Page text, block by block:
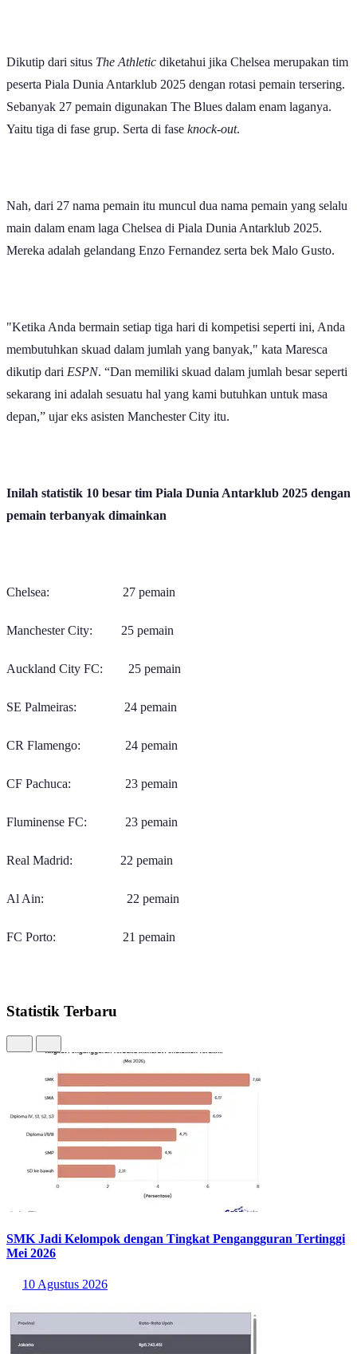
Dikutip dari situs The Athletic diketahui jika Chelsea merupakan tim
peserta Piala Dunia Antarklub 2025 dengan rotasi pemain tersering.
Sebanyak 27 pemain digunakan The Blues dalam enam laganya.
Yaitu tiga di fase grup. Serta di fase knock-out.
Nah, dari 27 nama pemain itu muncul dua nama pemain yang selalu
main dalam enam laga Chelsea di Piala Dunia Antarklub 2025.
Mereka adalah gelandang Enzo Fernandez serta bek Malo Gusto.
"Ketika Anda bermain setiap tiga hari di kompetisi seperti ini, Anda
membutuhkan skuad dalam jumlah yang banyak," kata Maresca
dikutip dari ESPN. “Dan memiliki skuad dalam jumlah besar seperti
sekarang ini adalah sesuatu hal yang kami butuhkan untuk masa
depan,” ujar eks asisten Manchester City itu.
Inilah statistik 10 besar tim Piala Dunia Antarklub 2025 dengan
pemain terbanyak dimainkan
Chelsea: 27 pemain
Manchester City: 25 pemain
Auckland City FC: 25 pemain
SE Palmeiras: 24 pemain
CR Flamengo: 24 pemain
CF Pachuca: 23 pemain
Fluminense FC: 23 pemain
Real Madrid: 22 pemain
Al Ain: 22 pemain
FC Porto: 21 pemain
Statistik Terbaru
SMK Jadi Kelompok dengan Tingkat Pengangguran Tertinggi
Mei 2026
10 Agustus 2026